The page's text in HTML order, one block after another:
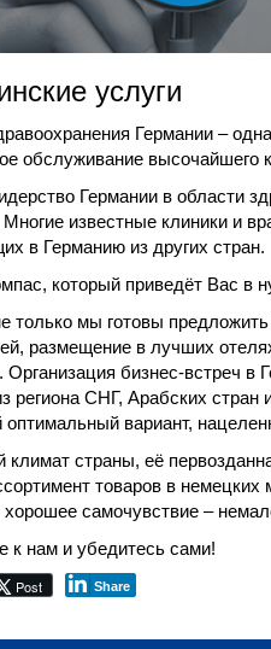
услуги
Германии –
обслуживание высочайшего
Германии в области
известные клиники и
в Германию из других стран.
который приведёт Вас в
только мы готовы
размещение в лучших
Организация бизнес-встреч
региона СНГ, Арабских
оптимальный вариант,
климат страны, её
товаров в немецких
самочувствие ‒
к нам и убедитесь сами!
Post Share